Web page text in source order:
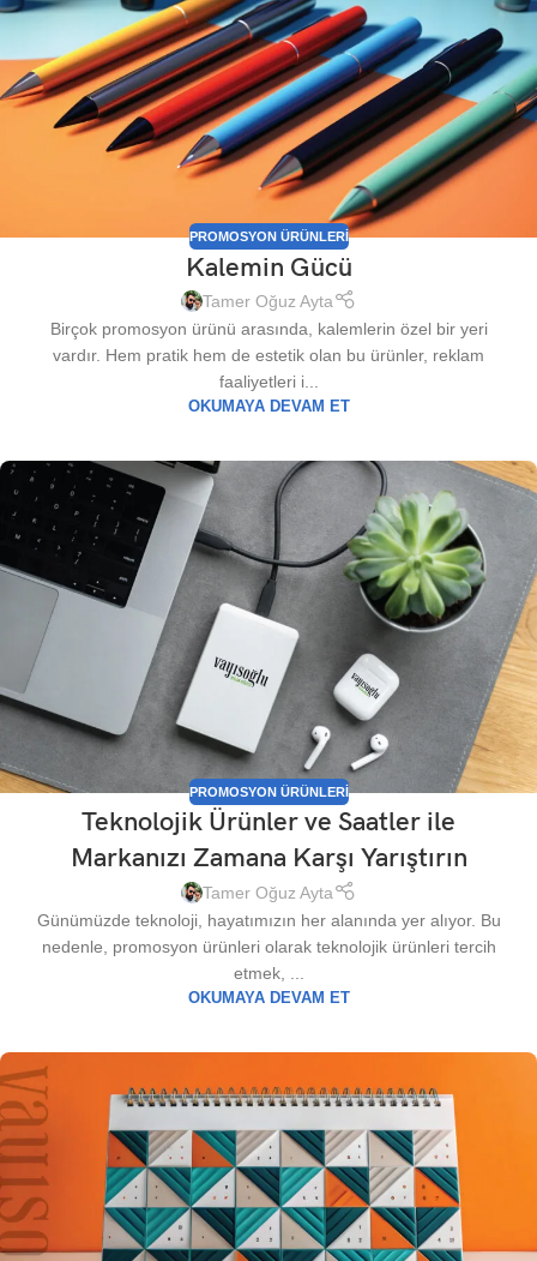
PROMOSYON ÜRÜNLERI
Kalemin Gücü
Tamer Oğuz Ayta
Birçok promosyon ürünü arasında, kalemlerin özel bir yeri
vardır. Hem pratik hem de estetik olan bu ürünler, reklam
faaliyetleri i...
OKUMAYA DEVAM ET
PROMOSYON ÜRÜNLERI
Teknolojik Ürünler ve Saatler ile
Markanızı Zamana Karşı Yarıştırın
Tamer Oğuz Ayta
Günümüzde teknoloji, hayatımızın her alanında yer alıyor. Bu
nedenle, promosyon ürünleri olarak teknolojik ürünleri tercih
etmek, ...
OKUMAYA DEVAM ET